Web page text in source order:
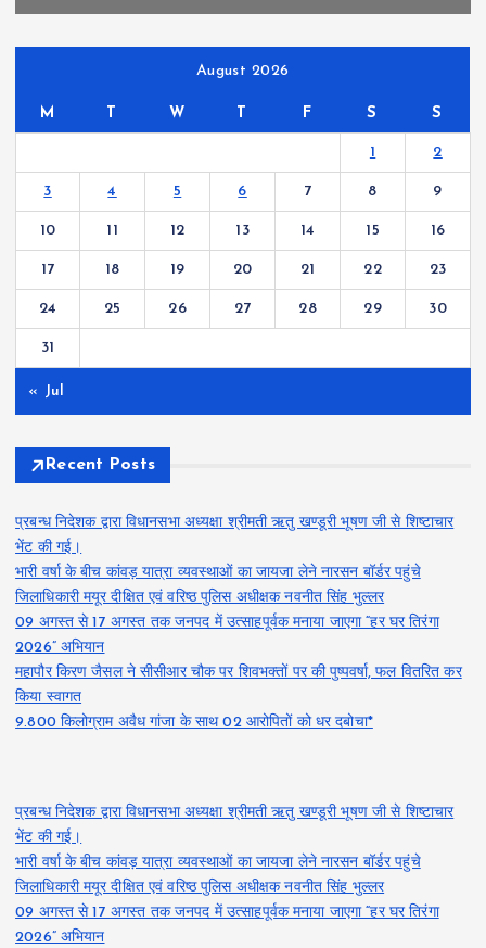
n
a
i
o
n
August 2026
M T W T F S S
1 2
3 4 5 6 7 8 9
10 11 12 13 14 15 16
17 18 19 20 21 22 23
24 25 26 27 28 29 30
31
« Jul
Recent Posts
प्रबन्ध निदेशक द्वारा विधानसभा अध्यक्षा श्रीमती ऋतु खण्डूरी भूषण जी से शिष्टाचार
भेंट की गई।
भारी वर्षा के बीच कांवड़ यात्रा व्यवस्थाओं का जायजा लेने नारसन बॉर्डर पहुंचे
जिलाधिकारी मयूर दीक्षित एवं वरिष्ठ पुलिस अधीक्षक नवनीत सिंह भुल्लर
09 अगस्त से 17 अगस्त तक जनपद में उत्साहपूर्वक मनाया जाएगा “हर घर तिरंगा
2026” अभियान
महापौर किरण जैसल ने सीसीआर चौक पर शिवभक्तों पर की पुष्पवर्षा, फल वितरित कर
किया स्वागत
9.800 किलोग्राम अवैध गांजा के साथ 02 आरोपितों को धर दबोचा*
प्रबन्ध निदेशक द्वारा विधानसभा अध्यक्षा श्रीमती ऋतु खण्डूरी भूषण जी से शिष्टाचार
भेंट की गई।
भारी वर्षा के बीच कांवड़ यात्रा व्यवस्थाओं का जायजा लेने नारसन बॉर्डर पहुंचे
जिलाधिकारी मयूर दीक्षित एवं वरिष्ठ पुलिस अधीक्षक नवनीत सिंह भुल्लर
09 अगस्त से 17 अगस्त तक जनपद में उत्साहपूर्वक मनाया जाएगा “हर घर तिरंगा
2026” अभियान